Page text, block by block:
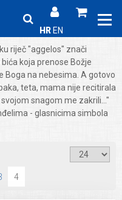
HR EN
riječ "aggelos" znači
koja prenose Božje
Boga na nebesima. A gotovo
teta, mama nije recitirala
snagom me zakrili..."
- glasnicima simbola
4